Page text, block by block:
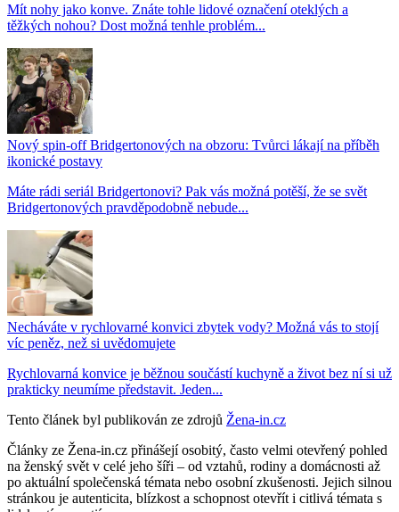
Mít nohy jako konve. Znáte tohle lidové označení oteklých a
těžkých nohou? Dost možná tenhle problém...
Nový spin-off Bridgertonových na obzoru: Tvůrci lákají na příběh
ikonické postavy
Máte rádi seriál Bridgertonovi? Pak vás možná potěší, že se svět
Bridgertonových pravděpodobně nebude...
Necháváte v rychlovarné konvici zbytek vody? Možná vás to stojí
víc peněz, než si uvědomujete
Rychlovarná konvice je běžnou součástí kuchyně a život bez ní si už
prakticky neumíme představit. Jeden...
Tento článek byl publikován ze zdrojů Žena-in.cz
Články ze Žena-in.cz přinášejí osobitý, často velmi otevřený pohled
na ženský svět v celé jeho šíři – od vztahů, rodiny a domácnosti až
po aktuální společenská témata nebo osobní zkušenosti. Jejich silnou
stránkou je autenticita, blízkost a schopnost otevřít i citlivá témata s